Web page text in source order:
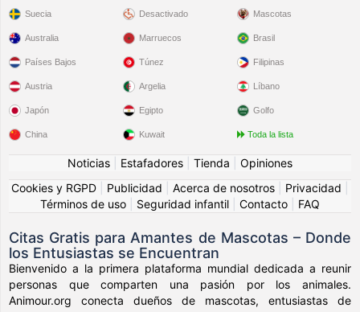
Suecia Desactivado Mascotas
Australia
Países Bajos
Austria
Japón
China
Marruecos
Túnez
Argelia
Egipto
Kuwait
Brasil
Filipinas
Líbano
Golfo
Toda la lista
Noticias Estafadores Tienda
Opiniones
Cookies y RGPD
Publicidad Acerca de nosotros Privacidad
Términos de uso
Seguridad infantil Contacto FAQ
Citas Gratis para Amantes de Mascotas – Donde
los Entusiastas se Encuentran
Bienvenido a la primera plataforma mundial dedicada a reunir
personas que comparten una pasión por los animales.
Animour.org conecta dueños de mascotas, entusiastas de